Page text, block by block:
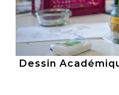
Dessin